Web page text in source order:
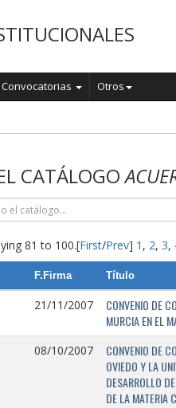
Convocatorias Otros
CATÁLOGO
81 to 100.[First/Prev] 1 , 2, 3,
F.Firma Título
21/11/2007
CONVENIO DE
MURCIA EN EL
08/10/2007
CONVENIO DE
OVIEDO Y LA
DESARROLLO
DE LA MATERIA